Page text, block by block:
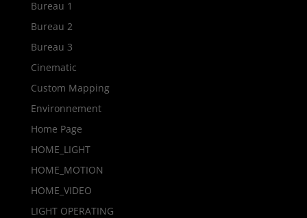
Bureau 1
Bureau 2
Bureau 3
Cinematic
Custom Mapping
Environnement
Home Page
HOME_LIGHT
HOME_MOTION
HOME_VIDEO
LIGHT OPERATING